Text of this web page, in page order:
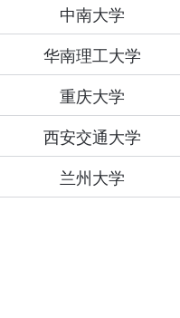
中南大学
华南理工大学
重庆大学
西安交通大学
兰州大学